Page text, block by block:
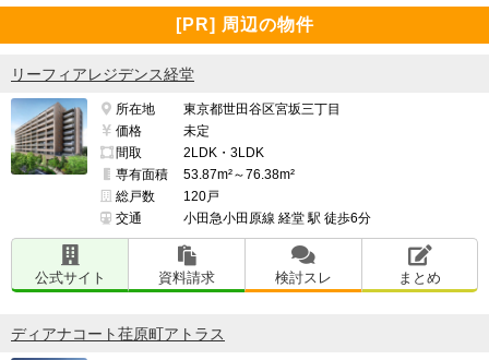
[PR] 周辺の物件
リーフィアレジデンス経堂
所在地
東京都世田谷区宮坂三丁目
価格
未定
間取
2LDK・3LDK
専有面積
53.87m²～76.38m²
総戸数
120戸
交通
小田急小田原線 経堂 駅 徒歩6分
公式サイト 資料請求 検討スレ まとめ
ディアナコート荏原町アトラス